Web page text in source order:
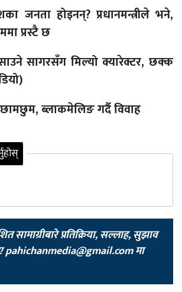
जनता होइनन्? प्रधानमन्त्रीले भने,
प्रस्टै छ
सागरसँग मिल्यो क्यारेक्टर, छक्क
ब्लाकमेलिङ गर्दै विवाह
सामाग्रीबारे प्रतिक्रिया, सल्लाह, सुझाव
pahichanmedia@gmail.comमा